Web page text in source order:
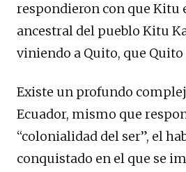
respondieron con que Kitu
ancestral del pueblo Kitu
viniendo a Quito, que Quito
Existe un profundo
Ecuador, mismo que
“colonialidad del ser”, el
conquistado en el que se